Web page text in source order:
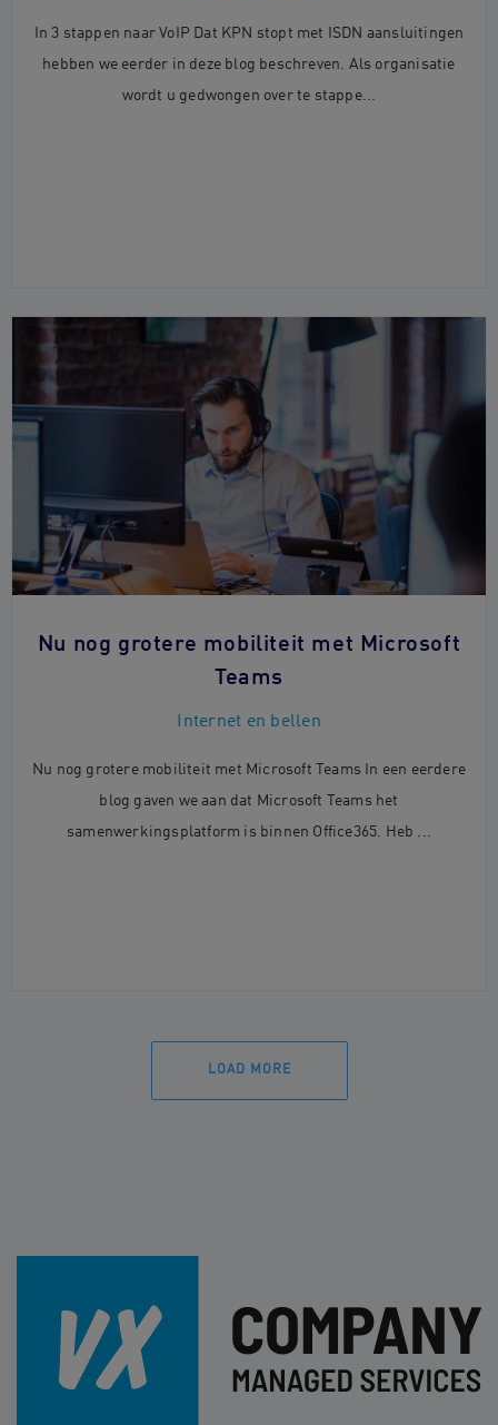
In 3 stappen naar VoIP Dat KPN stopt met ISDN aansluitingen
hebben we eerder in deze blog beschreven. Als organisatie
wordt u gedwongen over te stappe...
Nu nog grotere mobiliteit met Microsoft
Teams
Internet en bellen
Nu nog grotere mobiliteit met Microsoft Teams In een eerdere
blog gaven we aan dat Microsoft Teams het
samenwerkingsplatform is binnen Office365. Heb ...
LOAD MORE